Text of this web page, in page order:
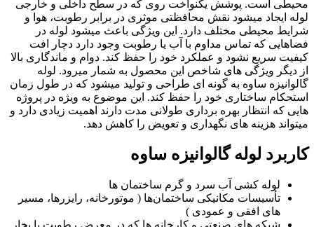
محیطی است. پوشش یکنواخت روی که در سطح داخلی و خارجی
لوله ایجاد میشود نقش محافظتی موثری در برابر رطوبت، هوا و
شرایط محیطی مختلف دارد. این ویژگی باعث میشود لوله در
فضاهایی که تماس مداوم با آب یا رطوبت وجود دارد دچار افت
کیفیت سریع نشود و عملکرد خود را حفظ کند. دوام و ماندگاری بالا
از دیگر ویژگی های شاخص این محصول به شمار میرود. لوله
گالوانیزه ساوه به گونه ای طراحی و تولید میشود که در طول زمان
استحکام ساختاری خود را حفظ کند. این موضوع به ویژه در پروژه
هایی که انتظار بهره برداری طولانی مدت دارند اهمیت زیادی دارد و
میتواند هزینه های نگهداری و تعویض را کاهش دهد.
کاربرد لوله گالوانیزه ساوه
لوله ‌کشی آب سرد و گرم ساختمان‌ ها
تأسیسات مکانیکی ساختمان‌ها ( موتورخانه، رایزرها، مسیر
های افقی و عمودی )